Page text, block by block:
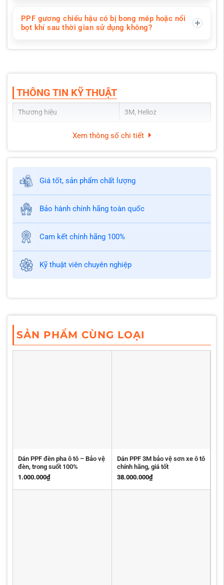
PPF gương chiếu hậu có bị bong mép hoặc nổi
bọt khí sau thời gian sử dụng không?
THÔNG TIN KỸ THUẬT
Thương hiệu 3M, Helioz
Xem thông số chi tiết
Giá tốt, sản phẩm chất lượng
Bảo hành chính hãng toàn quốc
Cam kết chính hãng 100%
Kỹ thuật viên chuyên nghiệp
SẢN PHẨM CÙNG LOẠI
Dán PPF đèn pha ô tô – Bảo vệ
đèn, trong suốt 100%
1.000.000₫
Dán PPF 3M bảo vệ sơn xe ô tô
chính hãng, giá tốt
38.000.000₫